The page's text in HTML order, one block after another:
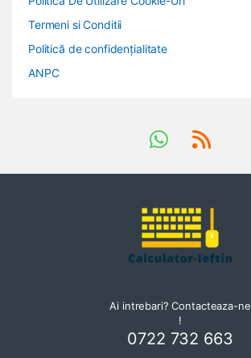
Termeni si Conditii
Politică de confidențialitate
ANPC
Ai intrebari? Contacteaza-ne
!
0722 732 663